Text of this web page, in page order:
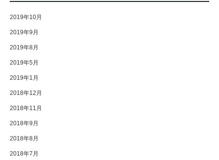
2019年10月
2019年9月
2019年8月
2019年5月
2019年1月
2018年12月
2018年11月
2018年9月
2018年8月
2018年7月